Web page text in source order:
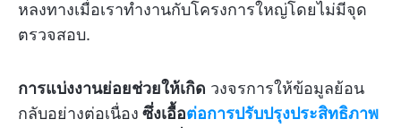
หลงทางเมื่อเราทำงานกับโครงการใหญ่โดยไม่มีจุด
ตรวจสอบ.
การแบ่งงานย่อยช่วยให้เกิด วงจรการให้ข้อมูลย้อน
กลับอย่างต่อเนื่อง ซึ่งเอื้อต่อการปรับปรุงประสิทธิภาพ